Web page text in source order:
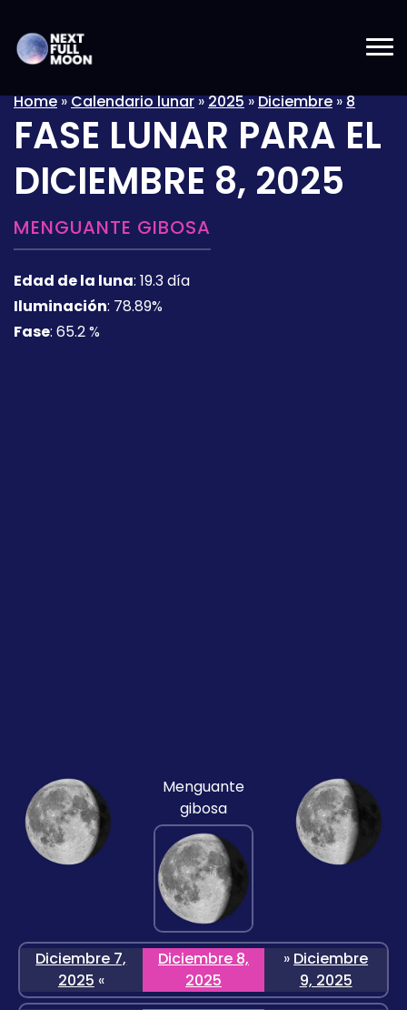
Home»Calendario lunar»2025»Diciembre»8
FASE LUNAR PARA EL
DICIEMBRE 8, 2025
MENGUANTE GIBOSA
Edad de la luna: 19.3 día
Iluminación: 78.89%
Fase: 65.2 %
Menguante
gibosa
Diciembre 7,
2025 «
Diciembre 8,
2025
» Diciembre
9, 2025